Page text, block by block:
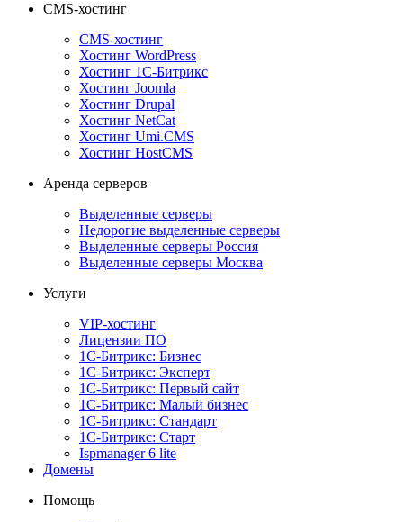
CMS-хостинг
CMS-хостинг
Хостинг WordPress
Хостинг 1С-Битрикс
Хостинг Joomla
Хостинг Drupal
Хостинг NetCat
Хостинг Umi.CMS
Хостинг HostCMS
Аренда серверов
Выделенные серверы
Недорогие выделенные серверы
Выделенные серверы Россия
Выделенные серверы Москва
Услуги
VIP-хостинг
Лицензии ПО
1С-Битрикс: Бизнес
1С-Битрикс: Эксперт
1С-Битрикс: Первый сайт
1С-Битрикс: Малый бизнес
1С-Битрикс: Стандарт
1С-Битрикс: Старт
Ispmanager 6 lite
Домены
Помощь